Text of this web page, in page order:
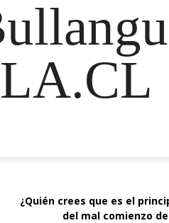
¿Quién crees que es el
del mal comienzo